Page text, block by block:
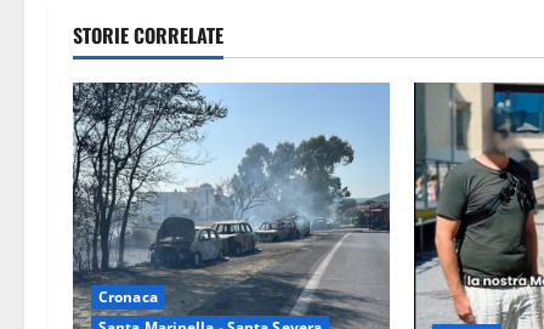
g
a
z
i
o
n
STORIE CORRELATE
Cronaca